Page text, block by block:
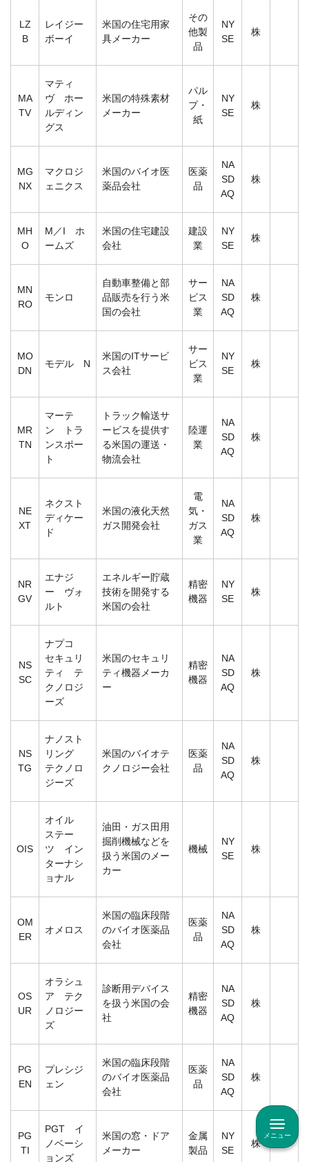
メニュー
LZ
B
レイジー
ボーイ
米国の住宅用家
具メーカー
その
他製
品
NY
SE
株
MA
TV
マティ
ヴ ホー
ルディン
グス
米国の特殊素材
メーカー
パル
プ・
紙
NY
SE
株
MG
NX
マクロジ
ェニクス
米国のバイオ医
薬品会社
医薬
品
NA
SD
AQ
株
MH
O
M／I ホ
ームズ
米国の住宅建設
会社
建設
業
NY
SE
株
MN
RO
モンロ
自動車整備と部
品販売を行う米
国の会社
サー
ビス
業
NA
SD
AQ
株
MO
DN
モデル N
米国のITサービ
ス会社
サー
ビス
業
NY
SE
株
MR
TN
マーテ
ン トラ
ンスポー
ト
トラック輸送サ
ービスを提供す
る米国の運送・
物流会社
陸運
業
NA
SD
AQ
株
NE
XT
ネクスト
ディケー
ド
米国の液化天然
ガス開発会社
電
気・
ガス
業
NA
SD
AQ
株
NR
GV
エナジ
ー ヴォ
ルト
エネルギー貯蔵
技術を開発する
米国の会社
精密
機器
NY
SE
株
NS
SC
ナプコ
セキュリ
ティ テ
クノロジ
ーズ
米国のセキュリ
ティ機器メーカ
ー
精密
機器
NA
SD
AQ
株
NS
TG
ナノスト
リング
テクノロ
ジーズ
米国のバイオテ
クノロジー会社
医薬
品
NA
SD
AQ
株
OIS
オイル
ステー
ツ イン
ターナシ
ョナル
油田・ガス田用
掘削機械などを
扱う米国のメー
カー
機械
NY
SE
株
OM
ER
オメロス
米国の臨床段階
のバイオ医薬品
会社
医薬
品
NA
SD
AQ
株
OS
UR
オラシュ
ア テク
ノロジー
ズ
診断用デバイス
を扱う米国の会
社
精密
機器
NA
SD
AQ
株
PG
EN
プレシジ
ェン
米国の臨床段階
のバイオ医薬品
会社
医薬
品
NA
SD
AQ
株
PG
TI
PGT イ
ノベーシ
ョンズ
米国の窓・ドア
メーカー
金属
製品
NY
SE
株